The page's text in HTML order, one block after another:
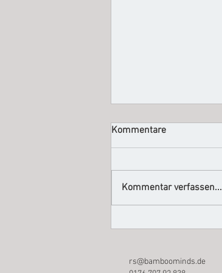
Kommentare
Kommentar verfassen...
rs@bamboominds.de